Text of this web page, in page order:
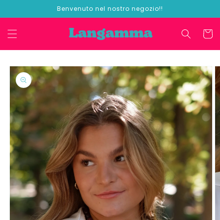
direttamente
ai contenuti
Benvenuto nel nostro negozio!!
informazioni
sul
prodotto